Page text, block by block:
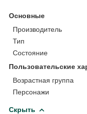
Основные
Производитель
Тип
Состояние
Пользовательские
Возрастная группа
Персонажи
Скрыть